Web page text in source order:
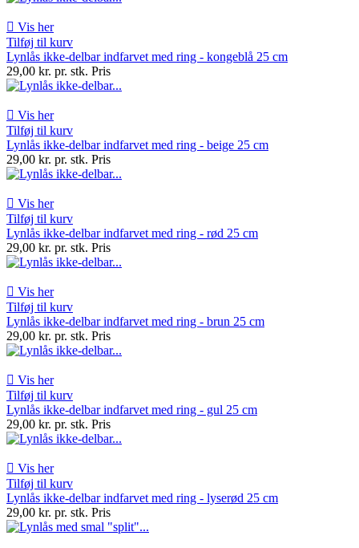
 Vis her
Tilføj til kurv
Lynlås ikke-delbar indfarvet med ring - kongeblå 25 cm
29,00 kr. pr. stk. Pris
 Vis her
Tilføj til kurv
Lynlås ikke-delbar indfarvet med ring - beige 25 cm
29,00 kr. pr. stk. Pris
 Vis her
Tilføj til kurv
Lynlås ikke-delbar indfarvet med ring - rød 25 cm
29,00 kr. pr. stk. Pris
 Vis her
Tilføj til kurv
Lynlås ikke-delbar indfarvet med ring - brun 25 cm
29,00 kr. pr. stk. Pris
 Vis her
Tilføj til kurv
Lynlås ikke-delbar indfarvet med ring - gul 25 cm
29,00 kr. pr. stk. Pris
 Vis her
Tilføj til kurv
Lynlås ikke-delbar indfarvet med ring - lyserød 25 cm
29,00 kr. pr. stk. Pris